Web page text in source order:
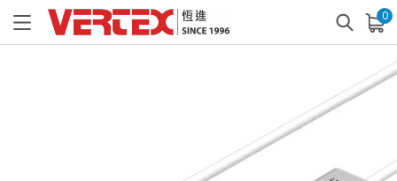
0
已加入購物車 查看